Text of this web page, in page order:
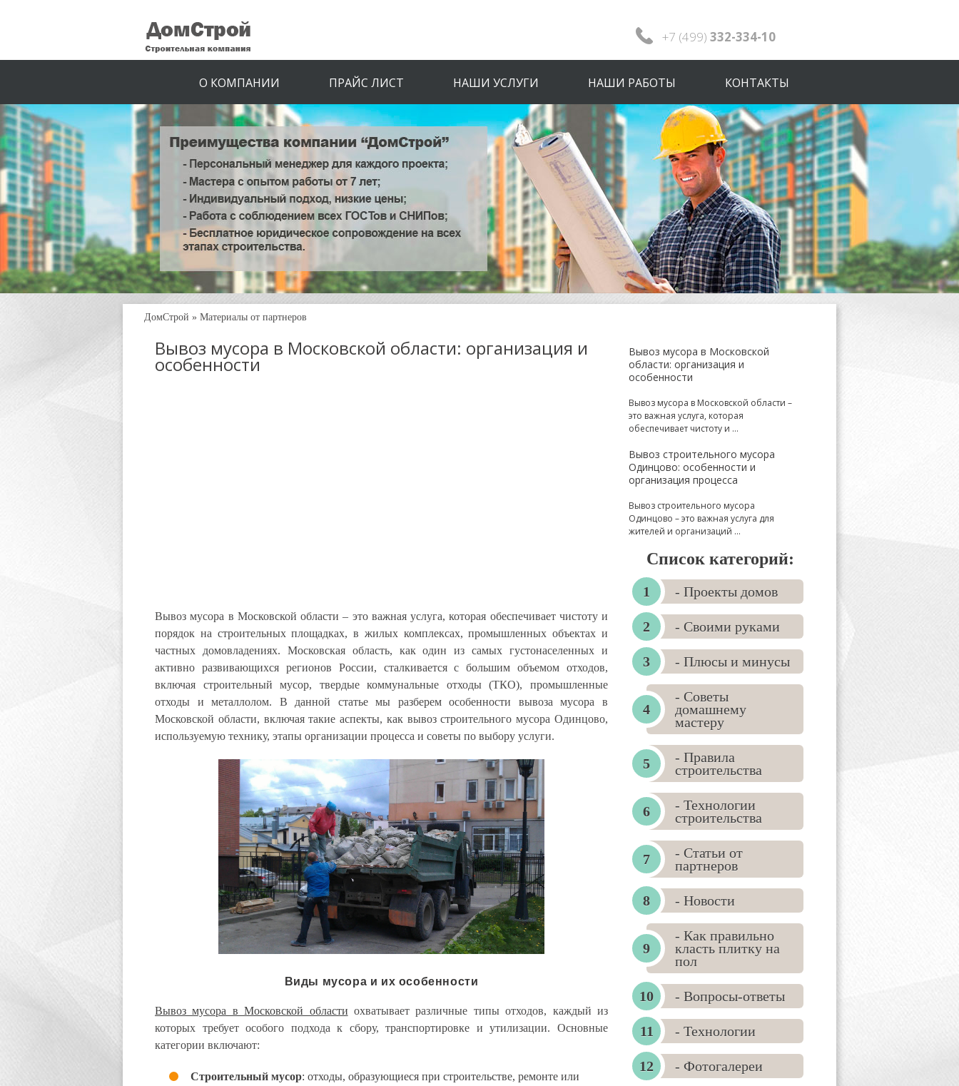
+7 (499) 332-334-10
О КОМПАНИИ ПРАЙС ЛИСТ НАШИ УСЛУГИ НАШИ РАБОТЫ КОНТАКТЫ
ДомСтрой » Материалы от партнеров
Вывоз мусора в Московской области: организация и
особенности
Вывоз мусора в Московской области – это важная услуга, которая обеспечивает чистоту и
порядок на строительных площадках, в жилых комплексах, промышленных объектах и
частных домовладениях. Московская область, как один из самых густонаселенных и
активно развивающихся регионов России, сталкивается с большим объемом отходов,
включая строительный мусор, твердые коммунальные отходы (ТКО), промышленные
отходы и металлолом. В данной статье мы разберем особенности вывоза мусора в
Московской области, включая такие аспекты, как вывоз строительного мусора Одинцово,
используемую технику, этапы организации процесса и советы по выбору услуги.
Виды мусора и их особенности
Вывоз мусора в Московской области охватывает различные типы отходов, каждый из
которых требует особого подхода к сбору, транспортировке и утилизации. Основные
категории включают:
Строительный мусор: отходы, образующиеся при строительстве, ремонте или
Вывоз мусора в Московской
области: организация и
особенности
Вывоз мусора в Московской области –
это важная услуга, которая
обеспечивает чистоту и ...
Вывоз строительного мусора
Одинцово: особенности и
организация процесса
Вывоз строительного мусора
Одинцово – это важная услуга для
жителей и организаций ...
Список категорий:
- Проекты домов
- Своими руками
- Плюсы и минусы
- Советы
домашнему
мастеру
- Правила
строительства
- Технологии
строительства
- Статьи от
партнеров
- Новости
- Как правильно
класть плитку на
пол
- Вопросы-ответы
- Технологии
- Фотогалереи